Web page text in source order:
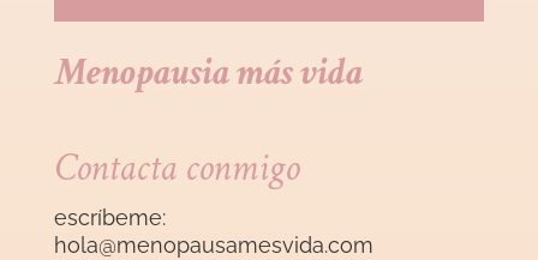
Menopausia más vida
Contacta conmigo
escríbeme:
hola@menopausamesvida.com